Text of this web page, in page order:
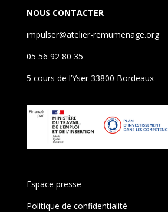
NOUS CONTACTER
impulser@atelier-remumenage.org
05 56 92 80 35
5 cours de l’Yser 33800 Bordeaux
Espace presse
Politique de confidentialité